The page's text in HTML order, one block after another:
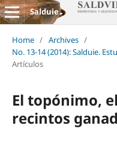
Salduie
Home / Archives /
No. 13-14 (2014): Salduie.
Artículos
El topónimo,
recintos